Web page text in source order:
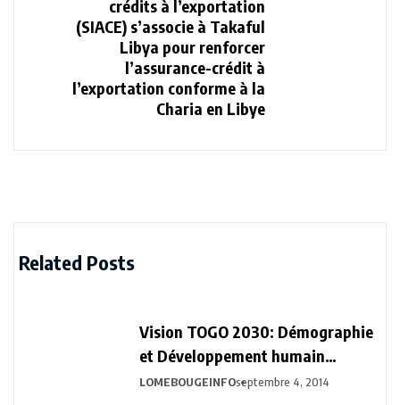
crédits à l’exportation
(SIACE) s’associe à Takaful
Libya pour renforcer
l’assurance-crédit à
l’exportation conforme à la
Charia en Libye
Related Posts
Vision TOGO 2030: Démographie
et Développement humain
durable
LOMEBOUGEINFOseptembre 4, 2014